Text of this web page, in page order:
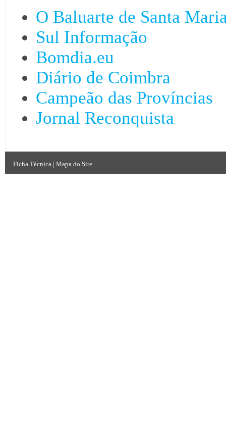
O Baluarte de Santa
Sul Informação
Bomdia.eu
Diário de Coimbra
Campeão das Províncias
Jornal Reconquista
Ficha Técnica | Mapa do Site